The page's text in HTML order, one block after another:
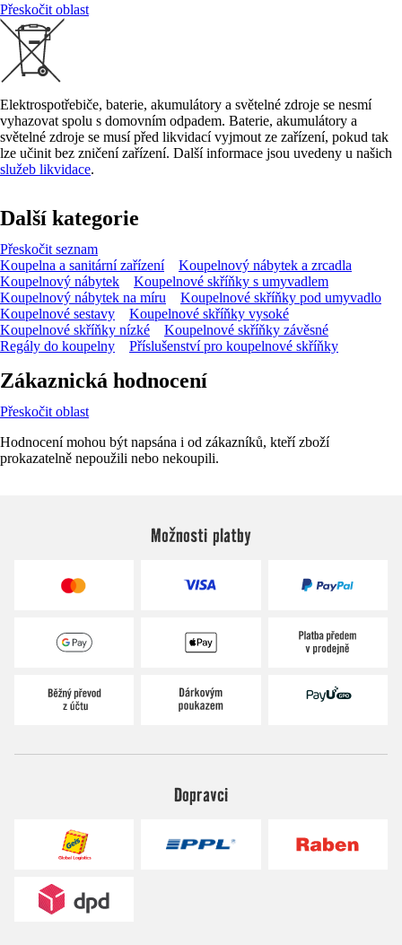
Přeskočit oblast
Elektrospotřebiče, baterie, akumulátory a světelné zdroje se nesmí
vyhazovat spolu s domovním odpadem. Baterie, akumulátory a
světelné zdroje se musí před likvidací vyjmout ze zařízení, pokud tak
lze učinit bez zničení zařízení. Další informace jsou uvedeny u našich
služeb likvidace.
Další kategorie
Přeskočit seznam
Koupelna a sanitární zařízení
Koupelnový nábytek a zrcadla
Koupelnový nábytek
Koupelnové skříňky s umyvadlem
Koupelnový nábytek na míru
Koupelnové skříňky pod umyvadlo
Koupelnové sestavy
Koupelnové skříňky vysoké
Koupelnové skříňky nízké
Koupelnové skříňky závěsné
Regály do koupelny
Příslušenství pro koupelnové skříňky
Zákaznická hodnocení
Přeskočit oblast
Hodnocení mohou být napsána i od zákazníků, kteří zboží
prokazatelně nepoužili nebo nekoupili.
Možnosti platby
Dopravci